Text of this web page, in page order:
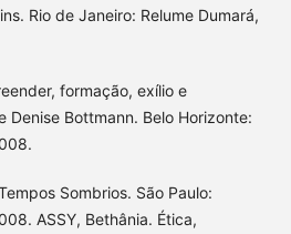
Rio de Janeiro: Relume Dumará,
formação, exílio e
Denise Bottmann. Belo Horizonte:
Sombrios. São Paulo:
ASSY, Bethânia. Ética,